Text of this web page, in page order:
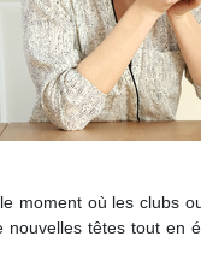
moment où les
têtes tout